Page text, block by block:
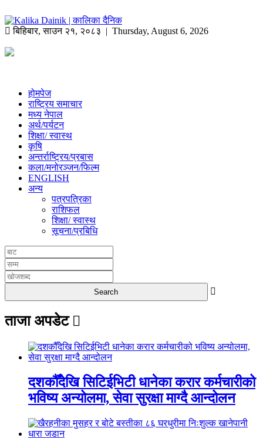
बिहिबार,साउन २१, २०८३ | Thursday, August 6, 2026
होमपेज
राष्ट्रिय समाचार
मध्य नेपाल
अर्थ/पर्यटन
शिक्षा/ स्वास्थ
कृषि
अन्तर्राष्ट्रिय/प्रबास
कला/मनोरञ्जन/फिल्म
ENGLISH
अन्य
पत्रपत्रिका
राशिफल
शिक्षा/ स्वास्थ
सूचना/प्रबिधि
ताजा अपडेट
दशकौँदेखि सिटिईभिटी धानेका करार कर्मचारीको
भविष्य अन्योलमा, सेवा सुरक्षा माग्दै आन्दोलन